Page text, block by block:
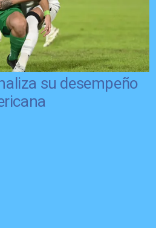
su desempeño